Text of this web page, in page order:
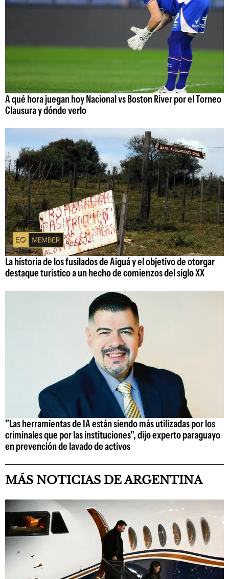
A qué hora juegan hoy Nacional vs Boston River por el Torneo
Clausura y dónde verlo
La historia de los fusilados de Aiguá y el objetivo de otorgar
destaque turístico a un hecho de comienzos del siglo XX
"Las herramientas de IA están siendo más utilizadas por los
criminales que por las instituciones", dijo experto paraguayo
en prevención de lavado de activos
MÁS NOTICIAS DE ARGENTINA